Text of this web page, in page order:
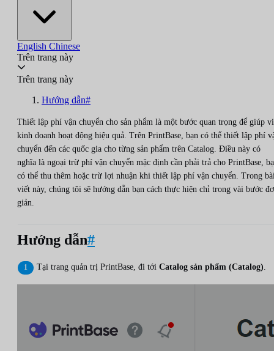
English Chinese
Trên trang này
Trên trang này
Hướng dẫn#
Thiết lập phí vận chuyển cho sản phẩm là một bước quan trọng để giúp
kinh doanh hoạt động hiệu quả. Trên PrintBase, bạn có thể thiết lập phí
chuyển đến các quốc gia cho từng sản phẩm trên Catalog. Điều này có
nghĩa là ngoại trừ phí vận chuyển mặc định cần phải trả cho PrintBase,
có thể thu thêm hoặc trừ lợi nhuận khi thiết lập phí vận chuyển. Trong
viết này, chúng tôi sẽ hướng dẫn bạn cách thực hiện chỉ trong vài bước
giản.
Hướng dẫn#
Tại trang quản trị PrintBase, đi tới Catalog sản phẩm (Catalog)